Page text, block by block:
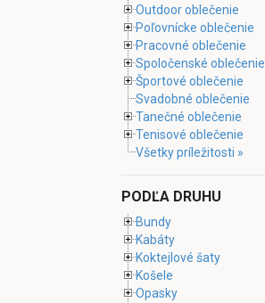
Outdoor oblečenie
Poľovnícke oblečenie
Pracovné oblečenie
Spoločenské oblečenie
Športové oblečenie
Svadobné oblečenie
Tanečné oblečenie
Tenisové oblečenie
Všetky príležitosti »
PODĽA DRUHU
Bundy
Kabáty
Koktejlové šaty
Košele
Opasky